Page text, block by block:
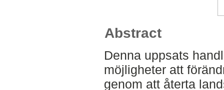
Abstract
Denna uppsats
möjligheter att
genom att återta